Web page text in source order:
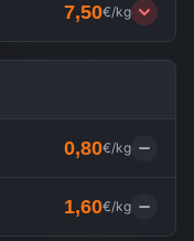
7,50€/kg
0,80€/kg
1,60€/kg